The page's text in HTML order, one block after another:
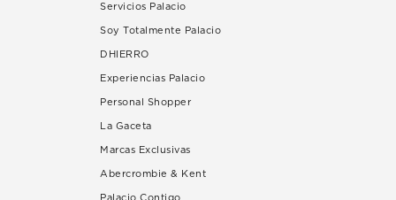
Servicios Palacio
Soy Totalmente Palacio
DHIERRO
Experiencias Palacio
Personal Shopper
La Gaceta
Marcas Exclusivas
Abercrombie & Kent
Palacio Contigo